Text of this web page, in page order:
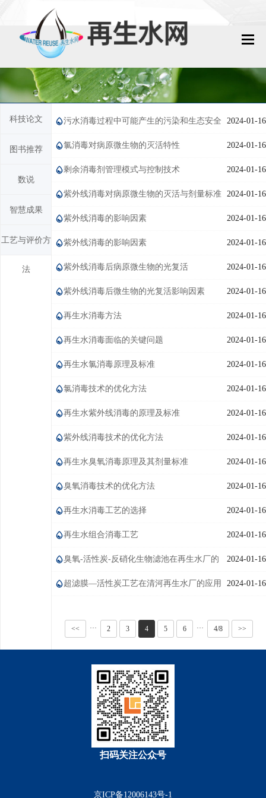
再生水动态
再生水知识
城镇污水回用
工业废水回用
技术资料
政策法规
学术交流
科技论文
图书推荐
数说
智慧成果
工艺与评价方
法
2024-01-16
污水消毒过程中可能产生的污染和生态安全
问题 2024-01-16
氯消毒对病原微生物的灭活特性
2024-01-16
剩余消毒剂管理模式与控制技术
2024-01-16
紫外线消毒对病原微生物的灭活与剂量标准
2024-01-16
紫外线消毒的影响因素
2024-01-16
紫外线消毒的影响因素
2024-01-16
紫外线消毒后病原微生物的光复活
2024-01-16
紫外线消毒后微生物的光复活影响因素
2024-01-16
再生水消毒方法
2024-01-16
再生水消毒面临的关键问题
2024-01-16
再生水氯消毒原理及标准
2024-01-16
氯消毒技术的优化方法
2024-01-16
再生水紫外线消毒的原理及标准
2024-01-16
紫外线消毒技术的优化方法
2024-01-16
再生水臭氧消毒原理及其剂量标准
2024-01-16
臭氧消毒技术的优化方法
2024-01-16
再生水消毒工艺的选择
2024-01-16
再生水组合消毒工艺
2024-01-16
臭氧-活性炭-反硝化生物滤池在再生水厂的
应用 2024-01-16
超滤膜—活性炭工艺在清河再生水厂的应用
<< ··· 2 3 4 5 6 ··· 4/8 >>
扫码关注公众号
京ICP备12006143号-1